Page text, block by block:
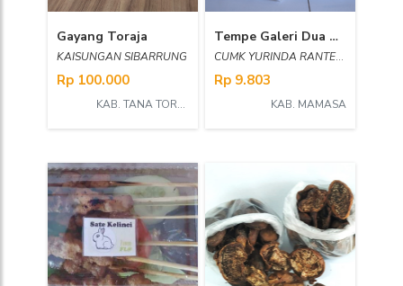
Gayang Toraja
KAISUNGAN SIBARRUNG
Rp 100.000
KAB. TANA TORAJA
Tempe Galeri Dua Merpati
CUMK YURINDA RANTETANA
Rp 9.803
KAB. MAMASA